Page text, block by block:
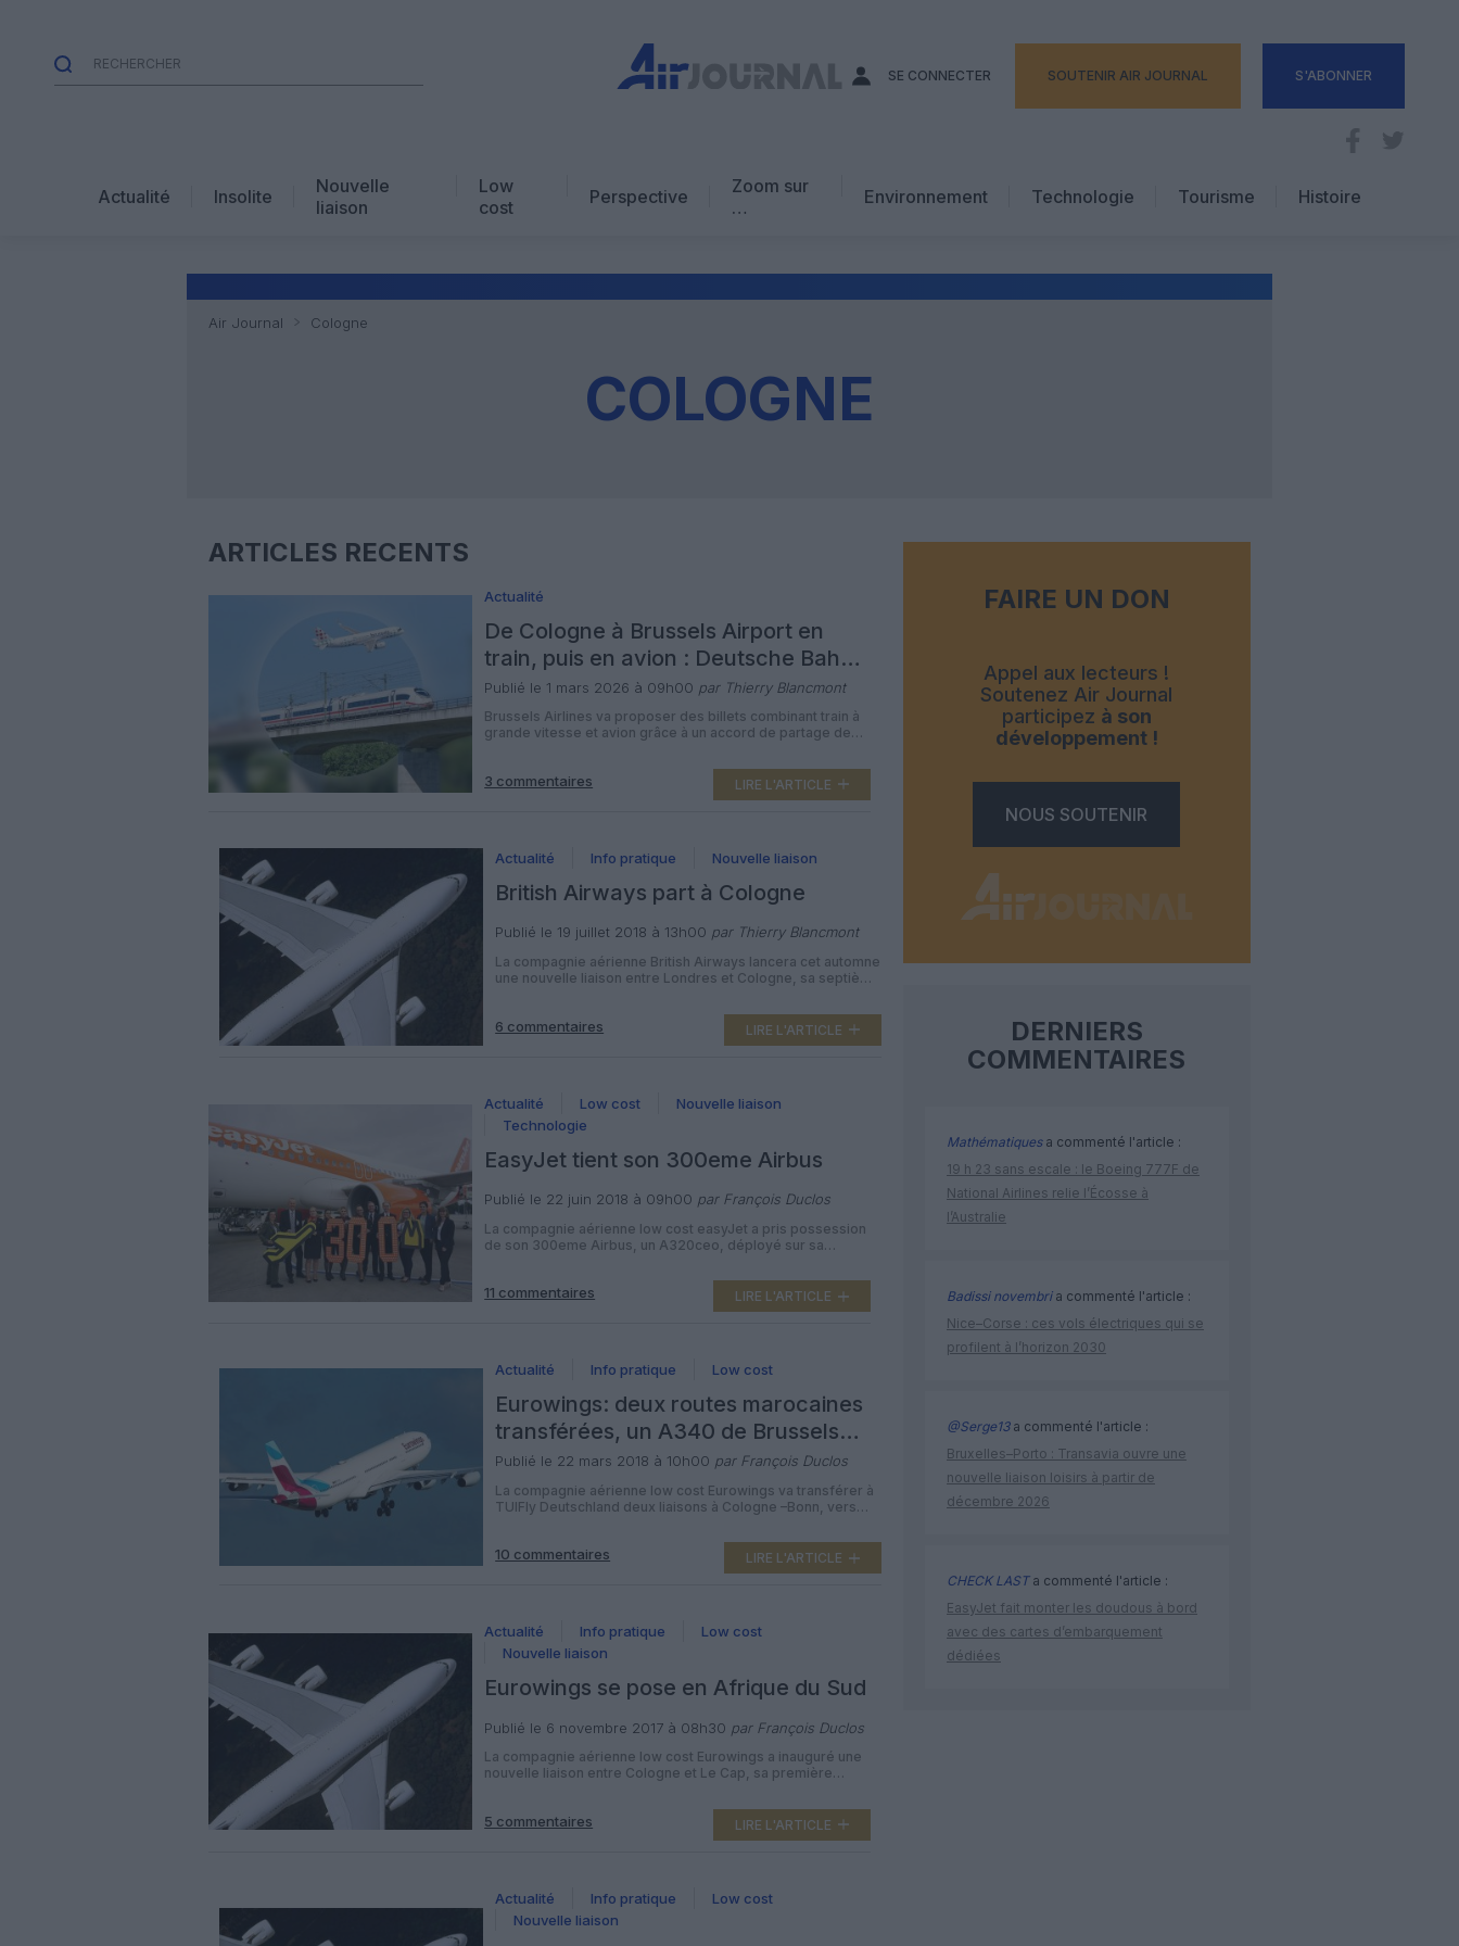
SE CONNECTER SOUTENIR AIR JOURNAL S'ABONNER
Actualité Insolite
Nouvelle
liaison
Low
cost
Perspective
Zoom sur
…
Vidéo
Environnement Technologie
Tourisme
Hôtellerie
Histoire
Air Journal Cologne
COLOGNE
ARTICLES RÉCENTS
Actualité
De Cologne à Brussels Airport en
train, puis en avion : Deutsche Bahn
et Brussels Airlines s’allient
Publié le 1 mars 2026 à 09h00 par Thierry Blancmont
Brussels Airlines va proposer des billets combinant train à
grande vitesse et avion grâce à un accord de partage de
Airport. À partir du 7 septembre 2026, un train ICE de la
Deutsche Bahn reliera directement Cologne à Brussels
Airport en environ deux heures. La rame […]
3 commentaires LIRE L'ARTICLE
Actualité Info pratique Nouvelle liaison
British Airways part à Cologne
Publié le 19 juillet 2018 à 13h00 par Thierry Blancmont
La compagnie aérienne British Airways lancera cet automne
une nouvelle liaison entre Londres et Cologne, sa septième
vols par semaine entre sa base à Londres-Gatwick et
l’aéroport de Cologne-Bonn, opérés en Airbus A319
6 commentaires LIRE L'ARTICLE
Actualité Low cost
Nouvelle liaison
Technologie
EasyJet tient son 300eme Airbus
Publié le 22 juin 2018 à 09h00 par François Duclos
La compagnie aérienne low cost easyJet a pris possession
de son 300eme Airbus, un A320ceo, déployé sur sa
300eme monocouloir européen est aussi son 11eme
immatriculé en Autriche, précise la spécialiste britannique
du vol pas cher dans son communiqué ; il vient de la flotte
11 commentaires LIRE L'ARTICLE
Actualité Info pratique Low cost
Eurowings: deux routes marocaines
transférées, un A340 de Brussels
Airlines
Publié le 22 mars 2018 à 10h00 par François Duclos
La compagnie aérienne low cost Eurowings va transférer à
TUIFly Deutschland deux liaisons à Cologne –Bonn, vers
son premier vol en Airbus A340-300 opéré par Brussels
Airlines. Du 21 juin au 24 octobre 2018, la filiale du groupe
Lufthansa spécialisée dans le vol pas cher […]
10 commentaires LIRE L'ARTICLE
Actualité Info pratique
Low cost
Nouvelle liaison
Eurowings se pose en Afrique du Sud
Publié le 6 novembre 2017 à 08h30 par François Duclos
La compagnie aérienne low cost Eurowings a inauguré une
nouvelle liaison entre Cologne et Le Cap, sa première
avec South African Airways. Depuis le 5 novembre 2017, la
filiale du groupe Lufthansa spécialisée dans le vol pas cher
propose un vol tous les dimanches entre […]
5 commentaires LIRE L'ARTICLE
Actualité Info pratique
Low cost
Nouvelle liaison
FAIRE UN DON
Appel aux lecteurs !
Soutenez Air Journal
participez à son
développement !
NOUS SOUTENIR
DERNIERS
COMMENTAIRES
Mathématiquesa commenté l'article :
19 h 23 sans escale : le Boeing 777F de
National Airlines relie l’Écosse à
l’Australie
Badissi novembria commenté l'article :
Nice–Corse : ces vols électriques qui se
profilent à l’horizon 2030
@Serge13a commenté l'article :
Bruxelles–Porto : Transavia ouvre une
nouvelle liaison loisirs à partir de
décembre 2026
CHECK LASTa commenté l'article :
EasyJet fait monter les doudous à bord
avec des cartes d’embarquement
dédiées